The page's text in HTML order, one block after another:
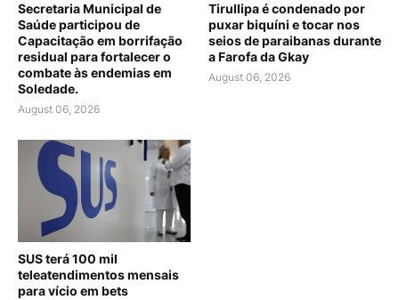
Secretaria Municipal de
Saúde participou de
Capacitação em borrifação
residual para fortalecer o
combate às endemias em
Soledade.
August 06, 2026
Tirullipa é condenado por
puxar biquíni e tocar nos
seios de paraibanas durante
a Farofa da Gkay
August 06, 2026
SUS terá 100 mil
teleatendimentos mensais
para vício em bets